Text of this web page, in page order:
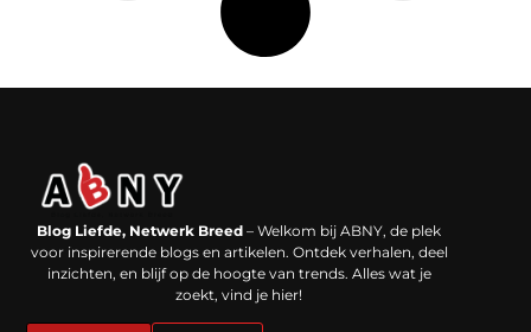
Blog Liefde, Netwerk Breed – Welkom bij ABNY, de plek
voor inspirerende blogs en artikelen. Ontdek verhalen, deel
inzichten, en blijf op de hoogte van trends. Alles wat je
zoekt, vind je hier!